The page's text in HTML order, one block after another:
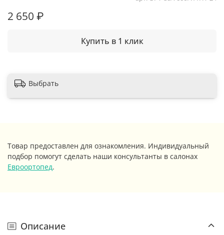
2 650 ₽
Купить в 1 клик
Выбрать
Товар предоставлен для ознакомления. Индивидуальный
подбор помогут сделать наши консультанты в салонах
Евроортопед.
Описание